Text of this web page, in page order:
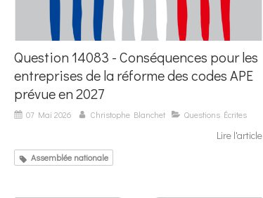
Question 14083 - Conséquences pour les
entreprises de la réforme des codes APE
prévue en 2027
07 Mai 2026 Christophe Blanchet Questions Écrites
Lire l'article
Assemblée nationale